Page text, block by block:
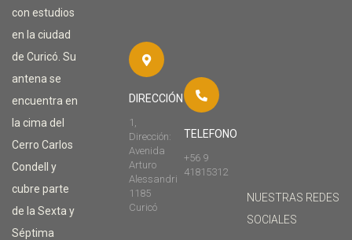
con estudios
en la ciudad
de Curicó. Su
antena se
encuentra en
la cima del
Cerro Carlos
Condell y
cubre parte
de la Sexta y
Séptima
DIRECCIÓN
1,
Dirección:
Avenida
Arturo
Alessandri
1185
Curicó
TELEFONO
+56 9
41815312
NUESTRAS REDES
SOCIALES